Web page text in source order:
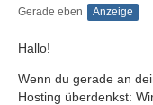
Gerade eben Anzeige
Hallo!
Wenn du gerade an
Hosting überdenkst: